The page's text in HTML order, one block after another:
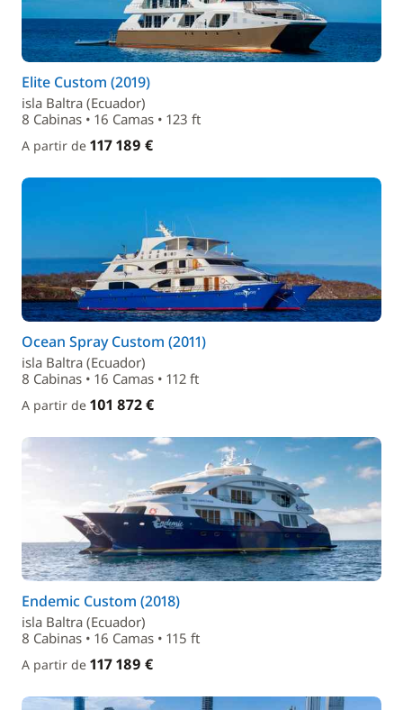
Elite Custom (2019)
isla Baltra (Ecuador)
8 Cabinas • 16 Camas • 123 ft
A partir de 117 189 €
Ocean Spray Custom (2011)
isla Baltra (Ecuador)
8 Cabinas • 16 Camas • 112 ft
A partir de 101 872 €
Endemic Custom (2018)
isla Baltra (Ecuador)
8 Cabinas • 16 Camas • 115 ft
A partir de 117 189 €